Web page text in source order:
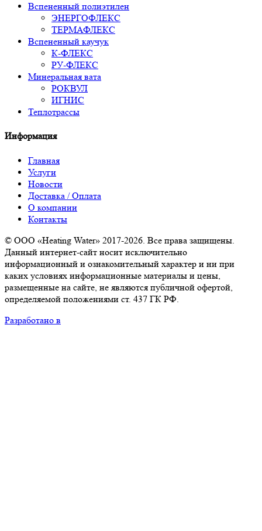
Вспененный полиэтилен
ЭНЕРГОФЛЕКС
ТЕРМАФЛЕКС
Вспененный каучук
К-ФЛЕКС
РУ-ФЛЕКС
Минеральная вата
РОКВУЛ
ИГНИС
Теплотрассы
Информация
Главная
Услуги
Новости
Доставка / Оплата
О компании
Контакты
© ООО «Heating Water» 2017-2026. Все права защищены.
Данный интернет-сайт носит исключительно
информационный и ознакомительный характер и ни при
каких условиях информационные материалы и цены,
размещенные на сайте, не являются публичной офертой,
определяемой положениями ст. 437 ГК РФ.
Разработано в